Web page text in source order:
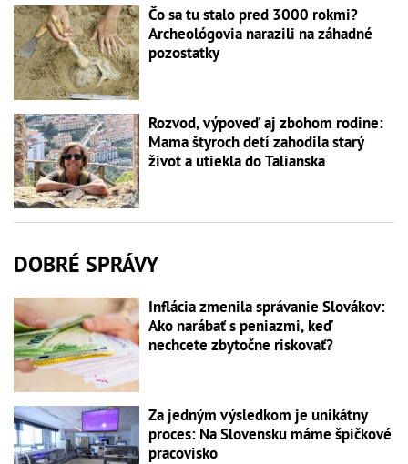
Čo sa tu stalo pred 3000 rokmi?
Archeológovia narazili na záhadné
pozostatky
Rozvod, výpoveď aj zbohom rodine:
Mama štyroch detí zahodila starý
život a utiekla do Talianska
DOBRÉ SPRÁVY
Inflácia zmenila správanie Slovákov:
Ako narábať s peniazmi, keď
nechcete zbytočne riskovať?
Za jedným výsledkom je unikátny
proces: Na Slovensku máme špičkové
pracovisko